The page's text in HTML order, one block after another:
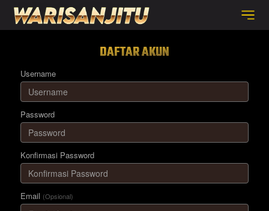
DAFTAR AKUN
Username
Password
Konfirmasi Password
Email (Opsional)